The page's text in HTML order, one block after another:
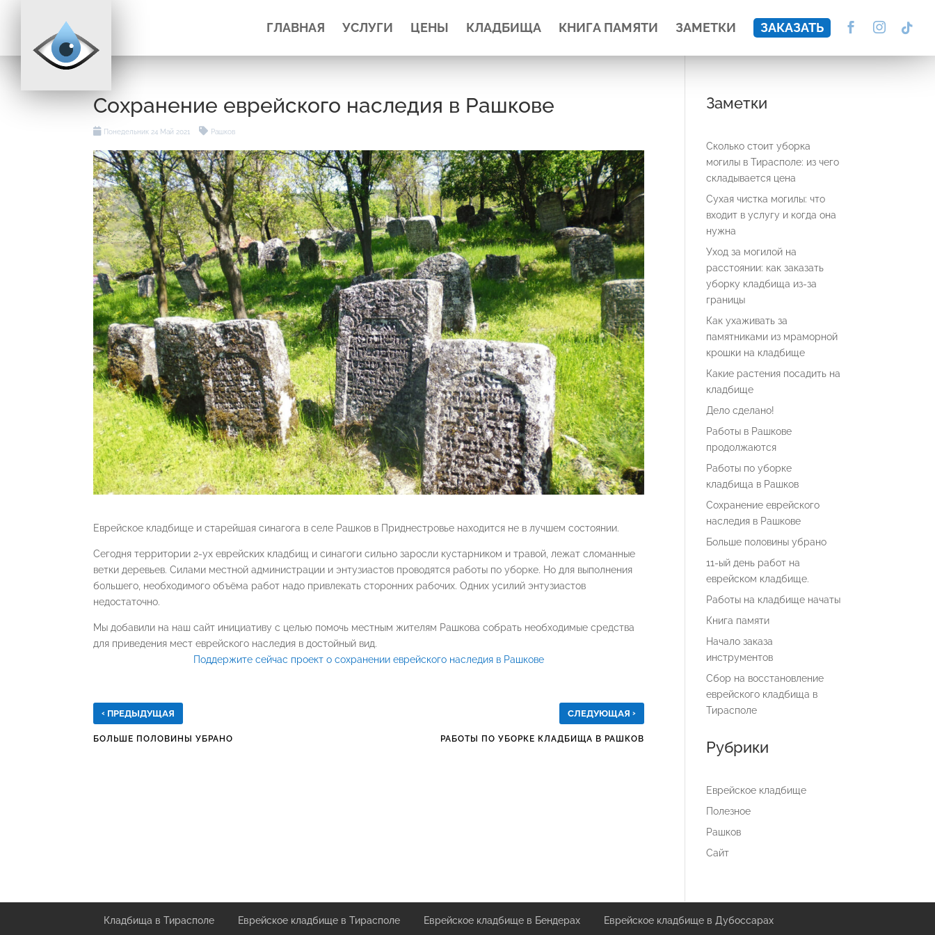
ГЛАВНАЯ УСЛУГИ ЦЕНЫ КЛАДБИЩА КНИГА ПАМЯТИ ЗАМЕТКИ ЗАКАЗАТЬ
Сохранение еврейского наследия в Рашкове
Понедельник 24 Май 2021 Рашков
Еврейское кладбище и старейшая синагога в селе Рашков в Приднестровье находится не в лучшем состоянии.
Сегодня территории 2-ух еврейских кладбищ и синагоги сильно заросли кустарником и травой, лежат сломанные
ветки деревьев. Силами местной администрации и энтузиастов проводятся работы по уборке. Но для выполнения
большего, необходимого объёма работ надо привлекать сторонних рабочих. Одних усилий энтузиастов
недостаточно.
Мы добавили на наш сайт инициативу с целью помочь местным жителям Рашкова собрать необходимые средства
для приведения мест еврейского наследия в достойный вид.
Поддержите сейчас проект о сохранении еврейского наследия в Рашкове
‹ ПРЕДЫДУЩАЯ
БОЛЬШЕ ПОЛОВИНЫ УБРАНО
СЛЕДУЮЩАЯ›
РАБОТЫ ПО УБОРКЕ КЛАДБИЩА В РАШКОВ
Заметки
Сколько стоит уборка
могилы в Тирасполе: из чего
складывается цена
Сухая чистка могилы: что
входит в услугу и когда она
нужна
Уход за могилой на
расстоянии: как заказать
уборку кладбища из-за
границы
Как ухаживать за
памятниками из мраморной
крошки на кладбище
Какие растения посадить на
кладбище
Дело сделано!
Работы в Рашкове
продолжаются
Работы по уборке
кладбища в Рашков
Сохранение еврейского
наследия в Рашкове
Больше половины убрано
11-ый день работ на
еврейском кладбище.
Работы на кладбище начаты
Книга памяти
Начало заказа
инструментов
Сбор на восстановление
еврейского кладбища в
Тирасполе
Рубрики
Еврейское кладбище
Полезное
Рашков
Сайт
Кладбища в Тирасполе Еврейское кладбище в Тирасполе Еврейское кладбище в Бендерах Еврейское кладбище в Дубоссарах